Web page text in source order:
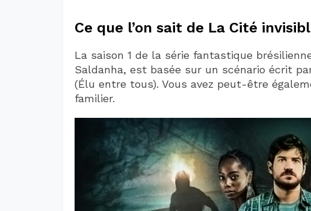
Ce que l’on sait de La Cité
La saison 1 de la série fantastique
Saldanha, est basée sur un scénario écrit
(Élu entre tous). Vous avez peut-être
familier.